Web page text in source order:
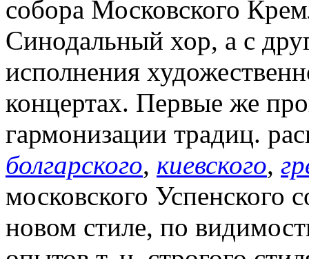
собора Московского
Синодальный хор, а с
исполнения
концертах. Первые же
гармонизации традиц.
болгарского, киевского,
московского Успенского
новом стиле, по